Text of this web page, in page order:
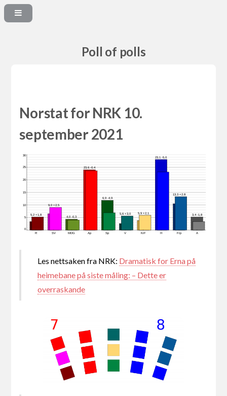
Poll of polls
Norstat for NRK 10.
september 2021
5,2 +1,8
9,0 +2,5
4,0 -0,3
23,6 -0,4
6,9 -4,9
5,6 +3,0 5,9 +2,1
23,1 -5,0
13,3 +2,8
3,4 -1,8
R SV MDG Ap Sp V KrF H Frp A
0
5
10
15
20
25
30
Les nettsaken fra NRK: Dramatisk for Erna på
heimebane på siste måling: – Dette er
overraskande